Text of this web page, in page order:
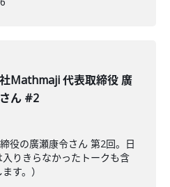
Mathmaji 代表取締役 廣
ん #2
役の廣瀬康令さん 第2回。日
りきらなかったトークも含
す。）